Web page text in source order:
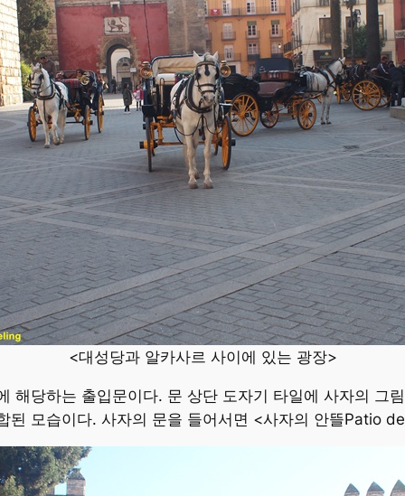
<대성당과 알카사르 사이에 있는 광장>
해당하는 출입문이다. 문 상단 도자기 타일에 사자의 그
된 모습이다. 사자의 문을 들어서면 <사자의 안뜰Patio